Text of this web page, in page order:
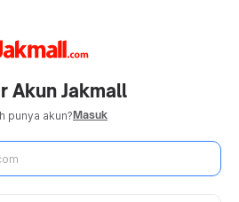
Akun Jakmall
punya akun?Masuk